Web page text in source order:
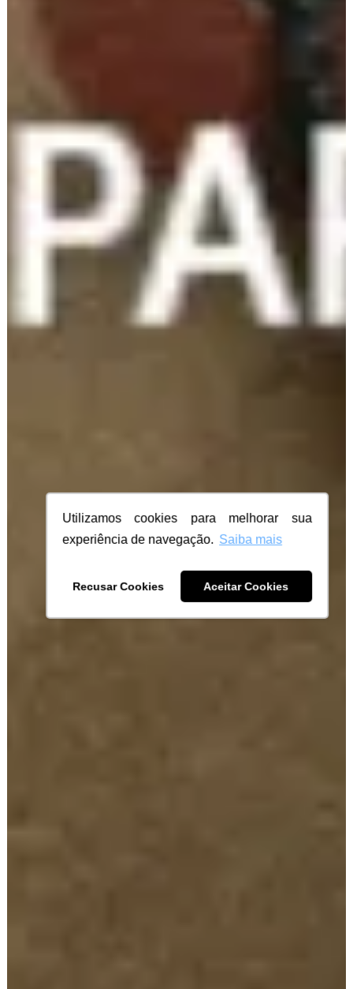
Utilizamos cookies para melhorar sua
experiência de navegação. Saiba mais
Recusar Cookies Aceitar Cookies